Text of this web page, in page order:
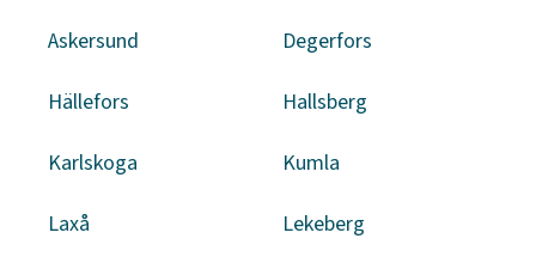
Askersund Degerfors
Hällefors Hallsberg
Karlskoga Kumla
Laxå Lekeberg